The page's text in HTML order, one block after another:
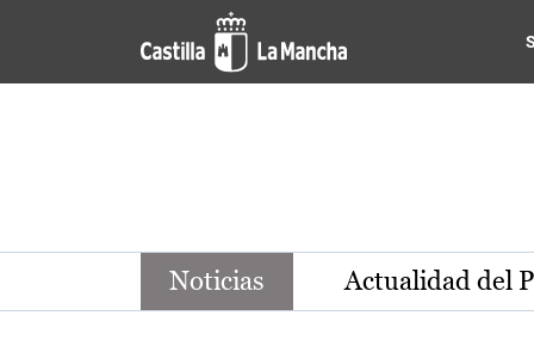
Pasar al contenido principal
Noticias de la región de
Noticias Actualidad del